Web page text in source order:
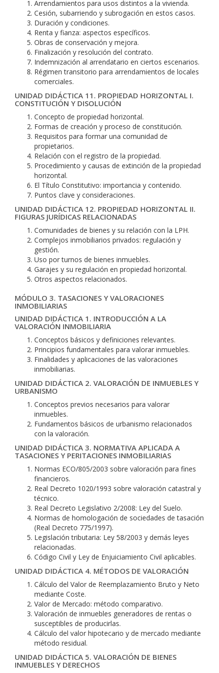
Arrendamientos para usos distintos a la vivienda.
Cesión, subarriendo y subrogación en estos casos.
Duración y condiciones.
Renta y fianza: aspectos específicos.
Obras de conservación y mejora.
Finalización y resolución del contrato.
Indemnización al arrendatario en ciertos escenarios.
Régimen transitorio para arrendamientos de locales
comerciales.
UNIDAD DIDÁCTICA 11. PROPIEDAD HORIZONTAL I.
CONSTITUCIÓN Y DISOLUCIÓN
Concepto de propiedad horizontal.
Formas de creación y proceso de constitución.
Requisitos para formar una comunidad de
propietarios.
Relación con el registro de la propiedad.
Procedimiento y causas de extinción de la propiedad
horizontal.
El Título Constitutivo: importancia y contenido.
Puntos clave y consideraciones.
UNIDAD DIDÁCTICA 12. PROPIEDAD HORIZONTAL II.
FIGURAS JURÍDICAS RELACIONADAS
Comunidades de bienes y su relación con la LPH.
Complejos inmobiliarios privados: regulación y
gestión.
Uso por turnos de bienes inmuebles.
Garajes y su regulación en propiedad horizontal.
Otros aspectos relacionados.
MÓDULO 3. TASACIONES Y VALORACIONES
INMOBILIARIAS
UNIDAD DIDÁCTICA 1. INTRODUCCIÓN A LA
VALORACIÓN INMOBILIARIA
Conceptos básicos y definiciones relevantes.
Principios fundamentales para valorar inmuebles.
Finalidades y aplicaciones de las valoraciones
inmobiliarias.
UNIDAD DIDÁCTICA 2. VALORACIÓN DE INMUEBLES Y
URBANISMO
Conceptos previos necesarios para valorar
inmuebles.
Fundamentos básicos de urbanismo relacionados
con la valoración.
UNIDAD DIDÁCTICA 3. NORMATIVA APLICADA A
TASACIONES Y PERITACIONES INMOBILIARIAS
Normas ECO/805/2003 sobre valoración para fines
financieros.
Real Decreto 1020/1993 sobre valoración catastral y
técnico.
Real Decreto Legislativo 2/2008: Ley del Suelo.
Normas de homologación de sociedades de tasación
(Real Decreto 775/1997).
Legislación tributaria: Ley 58/2003 y demás leyes
relacionadas.
Código Civil y Ley de Enjuiciamiento Civil aplicables.
UNIDAD DIDÁCTICA 4. MÉTODOS DE VALORACIÓN
Cálculo del Valor de Reemplazamiento Bruto y Neto
mediante Coste.
Valor de Mercado: método comparativo.
Valoración de inmuebles generadores de rentas o
susceptibles de producirlas.
Cálculo del valor hipotecario y de mercado mediante
método residual.
UNIDAD DIDÁCTICA 5. VALORACIÓN DE BIENES
INMUEBLES Y DERECHOS